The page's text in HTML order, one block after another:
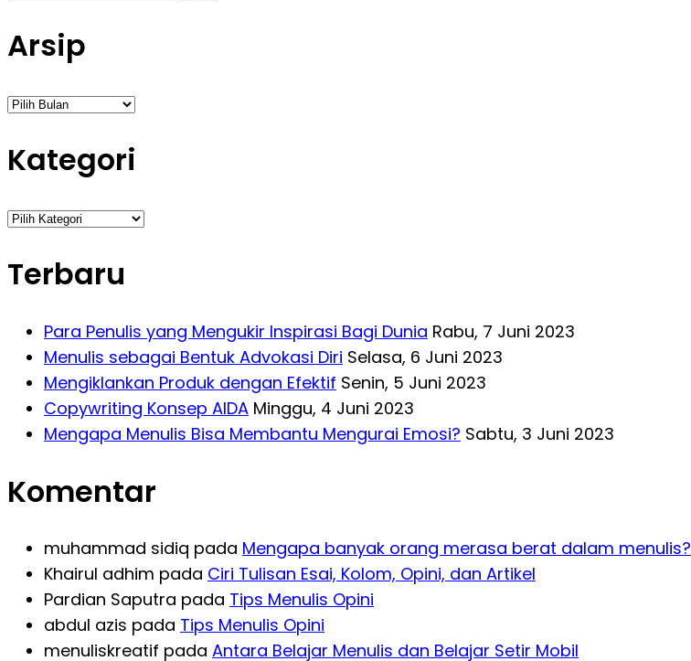
Arsip
Arsip
Kategori
Kategori
Terbaru
Para Penulis yang Mengukir Inspirasi Bagi Dunia Rabu, 7 Juni 2023
Menulis sebagai Bentuk Advokasi Diri Selasa, 6 Juni 2023
Mengiklankan Produk dengan Efektif Senin, 5 Juni 2023
Copywriting Konsep AIDA Minggu, 4 Juni 2023
Mengapa Menulis Bisa Membantu Mengurai Emosi? Sabtu, 3 Juni 2023
Komentar
muhammad sidiq pada Mengapa banyak orang merasa berat dalam menulis?
Khairul adhim pada Ciri Tulisan Esai, Kolom, Opini, dan Artikel
Pardian Saputra pada Tips Menulis Opini
abdul azis pada Tips Menulis Opini
menuliskreatif pada Antara Belajar Menulis dan Belajar Setir Mobil